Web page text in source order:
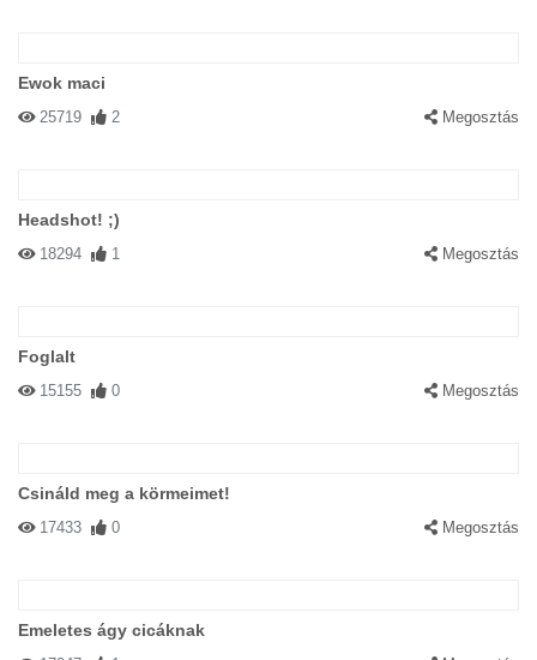
Ewok maci
25719 2 Megosztás
Headshot! ;)
18294 1 Megosztás
Foglalt
15155 0 Megosztás
Csináld meg a körmeimet!
17433 0 Megosztás
Emeletes ágy cicáknak